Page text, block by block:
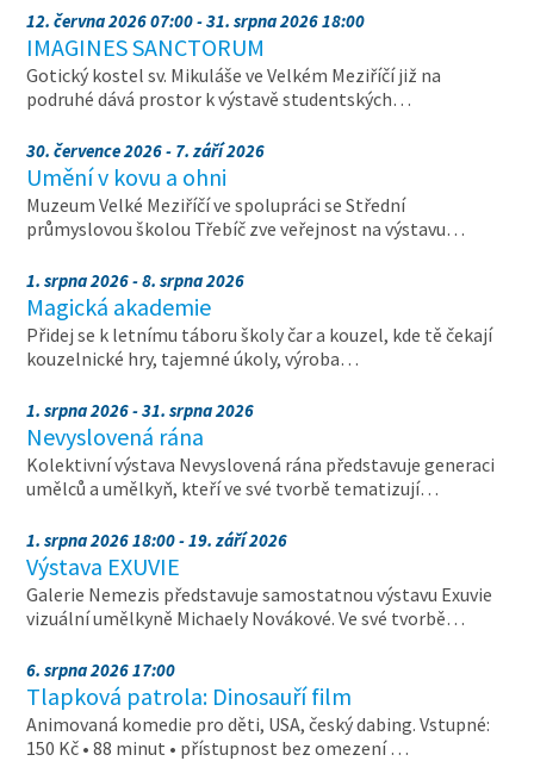
12. června 2026 07:00 - 31. srpna 2026 18:00
IMAGINES SANCTORUM
Gotický kostel sv. Mikuláše ve Velkém Meziříčí již na
podruhé dává prostor k výstavě studentských…
30. července 2026 - 7. září 2026
Umění v kovu a ohni
Muzeum Velké Meziříčí ve spolupráci se Střední
průmyslovou školou Třebíč zve veřejnost na výstavu…
1. srpna 2026 - 8. srpna 2026
Magická akademie
Přidej se k letnímu táboru školy čar a kouzel, kde tě čekají
kouzelnické hry, tajemné úkoly, výroba…
1. srpna 2026 - 31. srpna 2026
Nevyslovená rána
Kolektivní výstava Nevyslovená rána představuje generaci
umělců a umělkyň, kteří ve své tvorbě tematizují…
1. srpna 2026 18:00 - 19. září 2026
Výstava EXUVIE
Galerie Nemezis představuje samostatnou výstavu Exuvie
vizuální umělkyně Michaely Novákové. Ve své tvorbě…
6. srpna 2026 17:00
Tlapková patrola: Dinosauří film
Animovaná komedie pro děti, USA, český dabing. Vstupné:
150 Kč • 88 minut • přístupnost bez omezení …